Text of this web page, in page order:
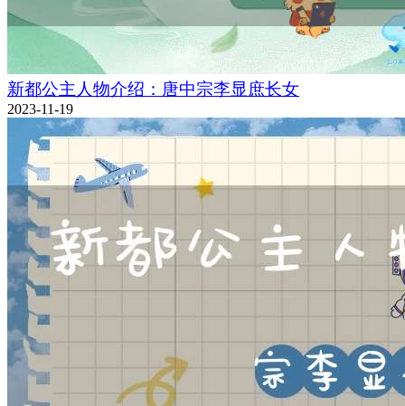
新都公主人物介绍：唐中宗李显庶长女
2023-11-19